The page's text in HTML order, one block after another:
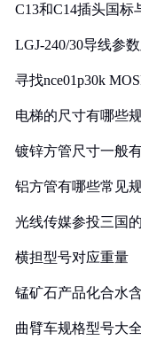
C13和C14插头国
LGJ-240/30导线参
寻找nce01p30k
电梯的尺寸有哪些
镀锌方管尺寸一般
铝方管有哪些常见
光线传媒参投三国
横担型号对应重量
锰矿石产品化合水
曲臂车规格型号大全